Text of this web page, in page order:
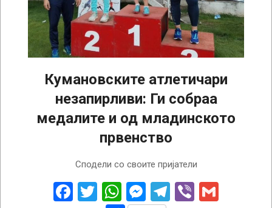
Кумановските атлетичари
незапирливи: Ги собраа
медалите и од младинското
првенство
Сподели со своите пријатели
Facebook
Twitter
WhatsApp
Messenger
Telegram
Viber